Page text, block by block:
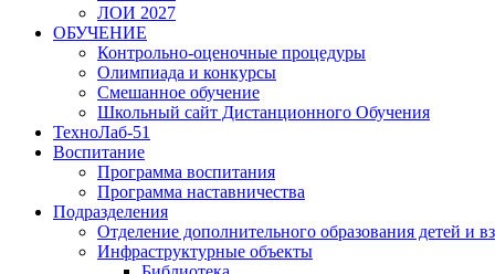
ЛОИ 2027
ОБУЧЕНИЕ
Контрольно-оценочные процедуры
Олимпиада и конкурсы
Смешанное обучение
Школьный сайт Дистанционного Обучения
ТехноЛаб-51
Воспитание
Программа воспитания
Программа наставничества
Подразделения
Отделение дополнительного образования детей и
Инфраструктурные объекты